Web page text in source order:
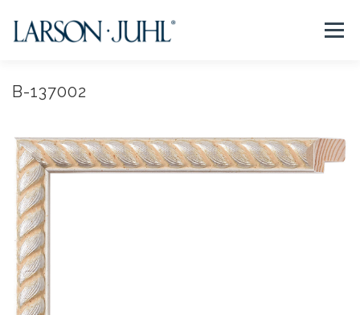
メニュー
NEWS
取扱店リスト お問い合わせ 法人のお客様
EN/CN
B-137002